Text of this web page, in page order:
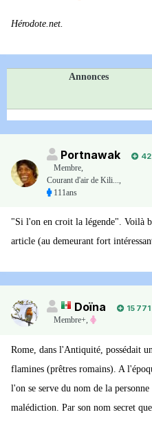
Hérodote.net.
Annonces
Portnawak
Membre,
Courant d'air de Kili...,
111ans
"Si l'on en croit la légende". Voilà
article (au demeurant fort
Doïna
15 771
Membre+,
Rome, dans l'Antiquité, possédait
flamines (prêtres romains). A
l'on se serve du nom de la
malédiction. Par son nom secret